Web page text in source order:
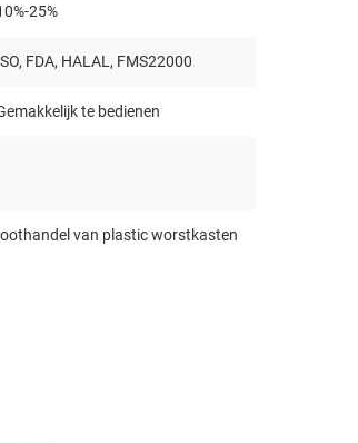
25%
FDA, HALAL, FMS22000
te bedienen
van plastic worstkasten